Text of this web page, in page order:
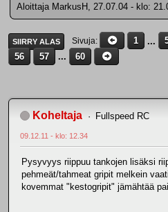
Aloittaja MarkusH, 27.07.04 - klo:
SIIRRY ALAS Sivuja 1 ...
56
57 ... 60
Koheltaja Fullspeed RC
09.12.11 - klo: 12.34
Pysyvyys riippuu tankojen lisäksi
pehmeät/tahmeat gripit melkein
kovemmat "kestogripit" jämähtää